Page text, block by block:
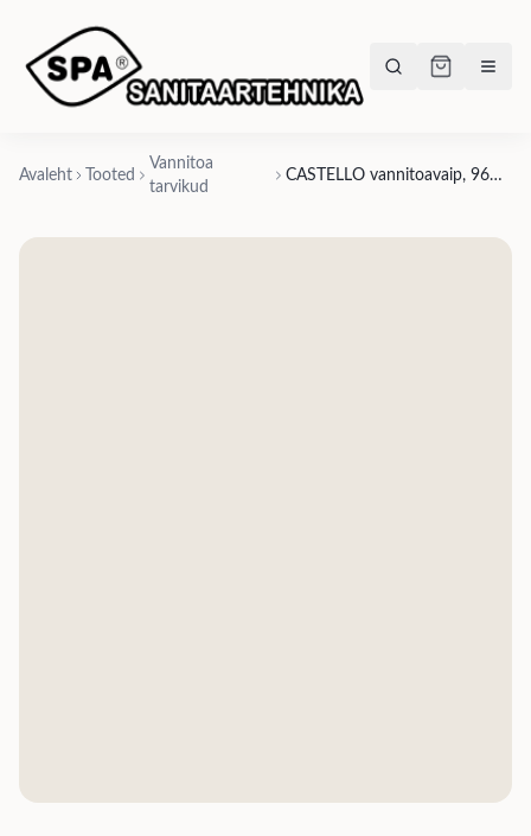
Avaleht Tooted
Vannitoa
tarvikud
CASTELLO vannitoavaip, 96% puuvill/3% akrüül/1% lurex, 1 muster & 3 suurust- 50x80cm, 60x100cm, 70x140cm